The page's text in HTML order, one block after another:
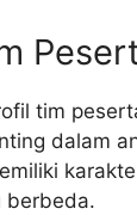
tim
dalam
berbeda.